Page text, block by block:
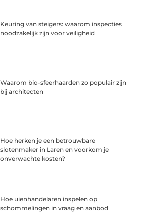
Keuring van steigers: waarom inspecties
noodzakelijk zijn voor veiligheid
Waarom bio-sfeerhaarden zo populair zijn
bij architecten
Hoe herken je een betrouwbare
slotenmaker in Laren en voorkom je
onverwachte kosten?
Hoe uienhandelaren inspelen op
schommelingen in vraag en aanbod